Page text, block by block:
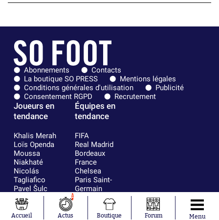
Abonnements
Contacts
La boutique SO PRESS
Mentions légales
Conditions générales d'utilisation
Publicité
Consentement RGPD
Recrutement
Joueurs en
tendance
Khalis Merah
Loïs Openda
Moussa
Niakhaté
Nicolás
Tagliafico
Pavel Šulc
Gauthier Hein
Lionel Messi
Gonzalo
Équipes en
tendance
FIFA
Real Madrid
Bordeaux
France
Chelsea
Paris Saint-
Germain
Olympique
AC Milan
Accueil
1
Actus Boutique Forum Menu